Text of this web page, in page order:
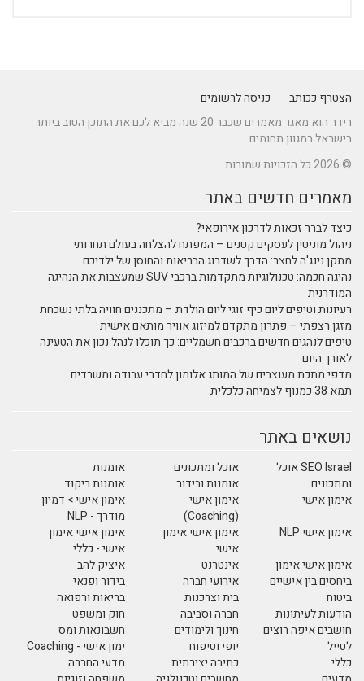
הצטרף ככותב
כניסה לרשומים
רידר הוא מאגר מאמרים שכבר 20 שנה מביא לכם את התוכן הטוב ביותר
בישראל במגוון תחומים.
© 2026 כל הזכויות שמורות
מאמרים חדשים באתר
כיצד לברר זכאות לדרכון אירופאי?
ניהול מוניטין לעסקים קטנים – המפתח להצלחה בעולם תחרותי
מתקן נינג'ה לחצר: הדרך לשדרוג הבריאות והחוסן של ילדיכם
נהיגה חכמה: טכנולוגיות מתקדמות ברכבי SUV שמעצבות את הנהיגה
המודרנית
רעיונות וטיפים ליום כיף זוגי ליום הולדת – מתכננים חוויה בלתי נשכחת
מזגן רצפתי – פתרון מתקדם למיזוג אוויר מותאם אישית
טיפים לנהגים חדשים ברכבים חשמליים: כך תוכלו לנהל נכון את הטעינה
לאורך היום
מדפי מתכת מעוצבים של המותג אלומון לחדרי עבודה ומשרדים
תמא 38 כמנוף לצמיחה כלכלית
נושאים באתר
SEO Israel אוכל
ומתכונים
אוכל ומתכונים
אומנות
אומנות ובידור
אומנות ריקוד
אימון אישי
אימון אישי
(Coaching)
אימון אישי > דמיון
מודרך - NLP
אימון אישי NLP
אימון אישי אימון
אישי
אימון אישי אימון
אישי - כללי
אימון אישי אימון
ביחסים בין אישיים
אינטרנט
איציק להב
אירועי חברה
בידור ופנאי
ביטוח
בית וצרכנות
בריאות ורפואה
הודעות לעיתונות
חברה וסביבה
חוק ומשפט
חושבים איפה רוצים
לטייל
חינוך ולימודים
חשבונאות ומס
יופי וטיפוח
ימון אישי - Coaching
כללי
כתיבה יצירתית
מדעי החברה